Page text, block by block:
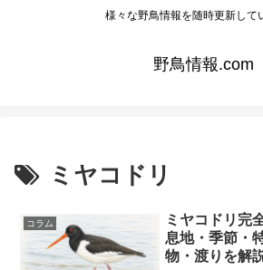
様々な野鳥情報を随時更新して
野鳥情報.com
ミヤコドリ
コラム
ミヤコドリ完
息地・季節・
物・渡りを解